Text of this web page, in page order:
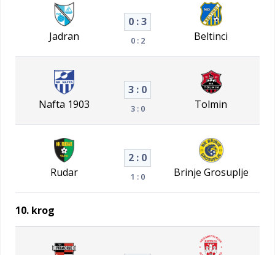
Jadran
0 : 3
0 : 2 Beltinci
Nafta 1903
3 : 0
3 : 0 Tolmin
Rudar
2 : 0
1 : 0 Brinje Grosuplje
10. krog